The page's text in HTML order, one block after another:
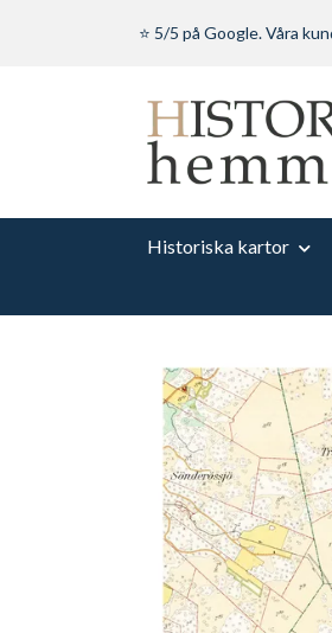
⭐ 5/5 på Google. Våra
Historiska kartor